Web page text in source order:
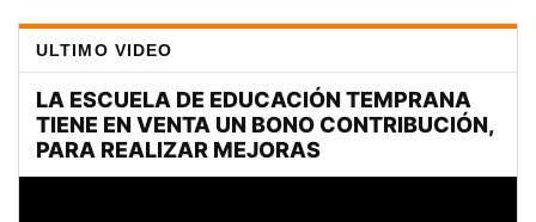
ULTIMO VIDEO